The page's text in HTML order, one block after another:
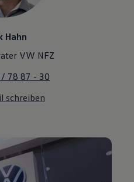
Hahn
VW NFZ
78 87 - 30
schreiben